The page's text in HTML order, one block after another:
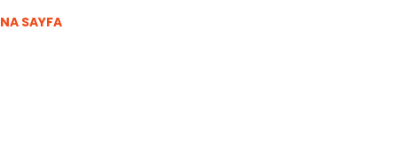
SAYFA